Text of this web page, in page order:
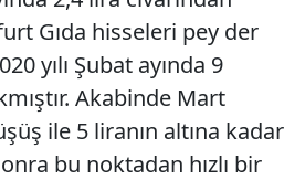
Gıda hisseleri pey der
yılı Şubat ayında 9
Akabinde Mart
ile 5 liranın altına kadar
bu noktadan hızlı bir